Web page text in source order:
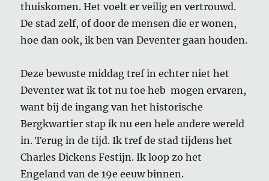
thuiskomen. Het voelt er veilig en vertrouwd.
De stad zelf, of door de mensen die er wonen,
hoe dan ook, ik ben van Deventer gaan houden.
Deze bewuste middag tref in echter niet het
Deventer wat ik tot nu toe heb mogen ervaren,
want bij de ingang van het historische
Bergkwartier stap ik nu een hele andere wereld
in. Terug in de tijd. Ik tref de stad tijdens het
Charles Dickens Festijn. Ik loop zo het
Engeland van de 19e eeuw binnen.